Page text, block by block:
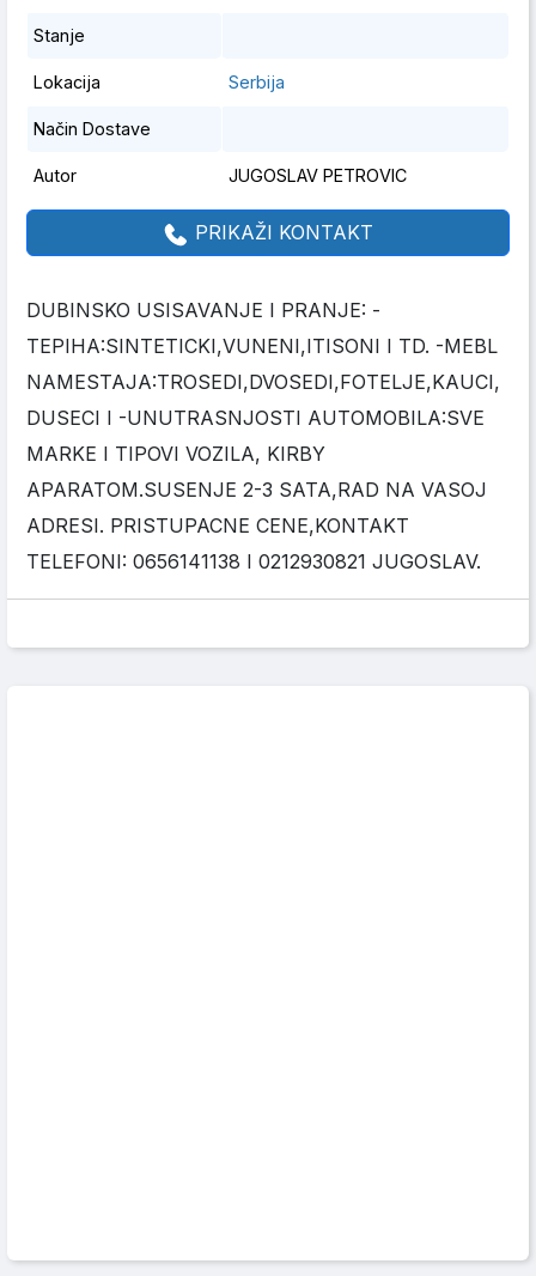
Stanje
Lokacija Serbija
Način Dostave
Autor JUGOSLAV PETROVIC
PRIKAŽI KONTAKT
DUBINSKO USISAVANJE I PRANJE: -
TEPIHA:SINTETICKI,VUNENI,ITISONI I TD. -MEBL
NAMESTAJA:TROSEDI,DVOSEDI,FOTELJE,KAUCI,
DUSECI I -UNUTRASNJOSTI AUTOMOBILA:SVE
MARKE I TIPOVI VOZILA, KIRBY
APARATOM.SUSENJE 2-3 SATA,RAD NA VASOJ
ADRESI. PRISTUPACNE CENE,KONTAKT
TELEFONI: 0656141138 I 0212930821 JUGOSLAV.